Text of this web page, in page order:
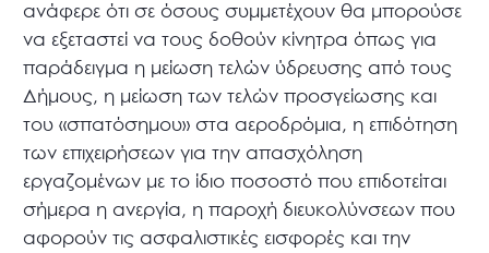
ανάφερε ότι σε όσους συμμετέχουν θα μπορούσε
να εξεταστεί να τους δοθούν κίνητρα όπως για
παράδειγμα η μείωση τελών ύδρευσης από τους
Δήμους, η μείωση των τελών προσγείωσης και
του «σπατόσημου» στα αεροδρόμια, η επιδότηση
των επιχειρήσεων για την απασχόληση
εργαζομένων με το ίδιο ποσοστό που επιδοτείται
σήμερα η ανεργία, η παροχή διευκολύνσεων που
αφορούν τις ασφαλιστικές εισφορές και την